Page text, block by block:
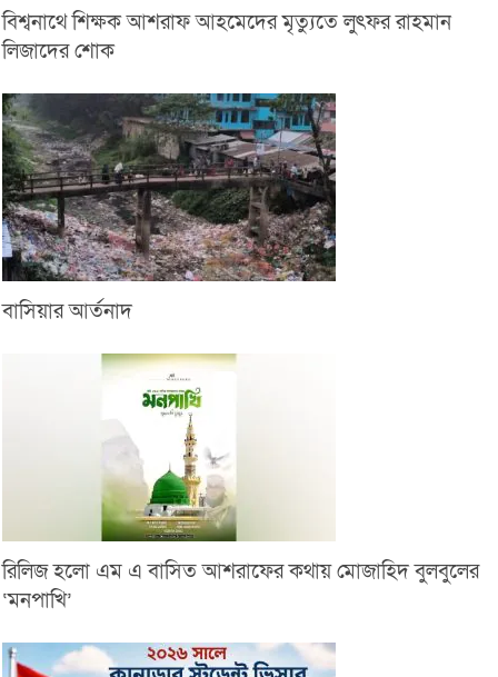
বিশ্বনাথে শিক্ষক আশরাফ আহমেদের মৃত্যুতে লুৎফর রাহমান
লিজাদের শোক
বাসিয়ার আর্তনাদ
রিলিজ হলো এম এ বাসিত আশরাফের কথায় মোজাহিদ বুলবুলের
‘মনপাখি’